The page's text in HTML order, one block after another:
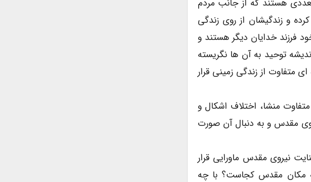
هستند که از جانب مردم
و زندگیشان از روی زندگی
فرزند خدایان دیگر هستند و
توحید به آن ها نگریسته
متفاوت از زندگی زمینی قرار
منشا، اختلاف اشکال و
مقدس و به دنبال آن صورت
نیروی مقدس ماورایی قرار
مکان مقدس کجاست؟ با چه